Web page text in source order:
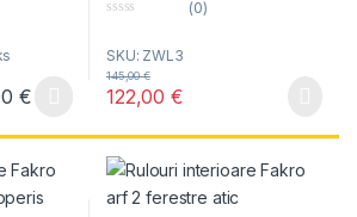
€Interval de prețuri: 112,00 € până la
multe variații. Opțiunile pot fi alese în
u
t
o
f
(0)
SKU: ZWL3
122,00€
145,00€